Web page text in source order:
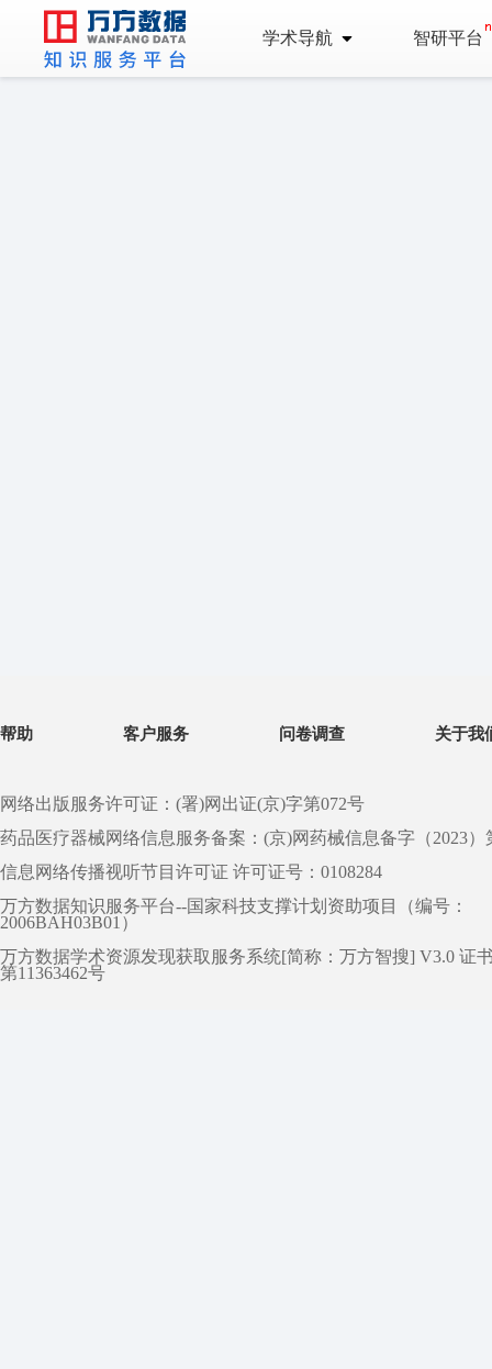
学术导航 智研平台
帮助 客户服务 问卷调查 关于我
网络出版服务许可证：(署)网出证(京)字第072号
药品医疗器械网络信息服务备案：(京)网药械信息备字（2023）
信息网络传播视听节目许可证 许可证号：0108284
万方数据知识服务平台--国家科技支撑计划资助项目（编号：
2006BAH03B01）
万方数据学术资源发现获取服务系统[简称：万方智搜] V3.0 证
第11363462号